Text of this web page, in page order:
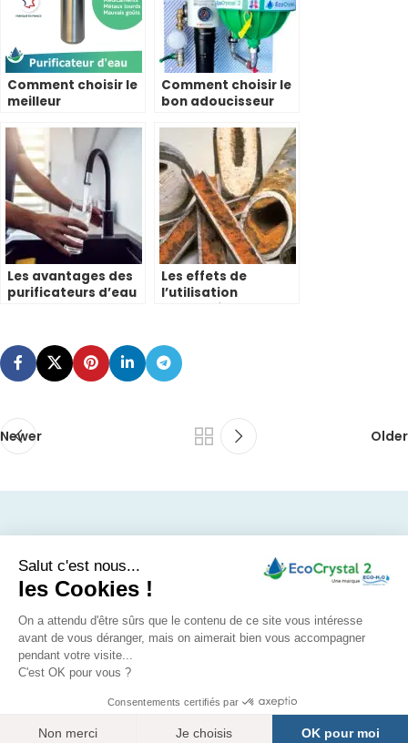
Comment choisir le
meilleur
du robinet pour
votre maison
Comment choisir le
bon adoucisseur
maison en fonction
de vos besoins
Les avantages des
purificateurs d’eau
Les effets de
l’utilisation
sel sur les tuyaux,
les appareils
électroménagers et
Newer Older
EcoCrystal est une
marque de la société
dans le traitement de
l'eau depuis 2004.
Livraison en France,
Belgique, Monaco,
Luxembourg.
Pour tout autre pays
veuillez nous
contacter
EcoCrystal in English
CGV
Français (France)
Salut c'est nous...
les Cookies !
On a attendu d'être sûrs que le contenu de ce site vous intéresse
avant de vous déranger, mais on aimerait bien vous accompagner
pendant votre visite...
C'est OK pour vous ?
Consentements certifiés par
Non merci Je choisis OK pour moi